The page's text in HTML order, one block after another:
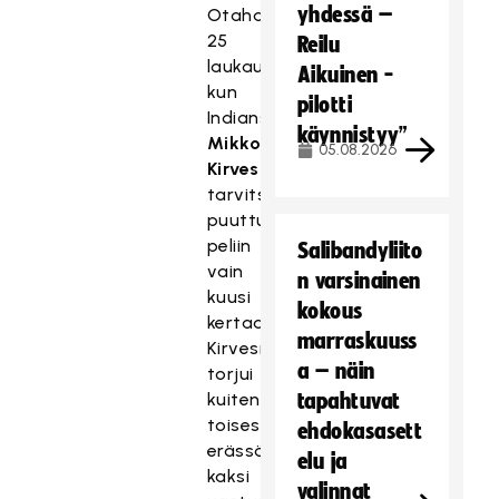
Otahallissa
25
laukausta
kun
Indiansin
Mikko
Kirvesniemen
tarvitsi
puuttua
peliin
vain
kuusi
kertaa.
Kirvesniemi
torjui
kuitenkin
toisessa
erässä
kaksi
yhdessä –
Reilu
Aikuinen -
pilotti
käynnistyy”
05.08.2026
Salibandyliito
n varsinainen
kokous
marraskuuss
a – näin
tapahtuvat
ehdokasasett
elu ja
valinnat